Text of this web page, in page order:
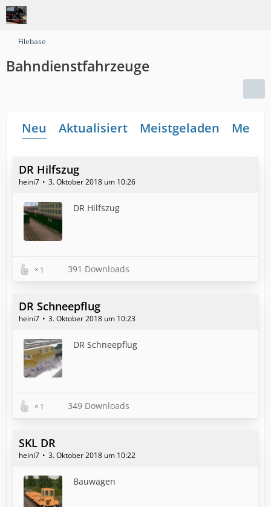
Filebase
Bahndienstfahrzeuge
Neu Aktualisiert Meistgeladen
DR Hilfszug
heini7 3. Oktober 2018 um 10:26
DR Hilfszug
1 391 Downloads
DR Schneepflug
heini7 3. Oktober 2018 um 10:23
DR Schneepflug
1 349 Downloads
SKL DR
heini7 3. Oktober 2018 um 10:22
Bauwagen